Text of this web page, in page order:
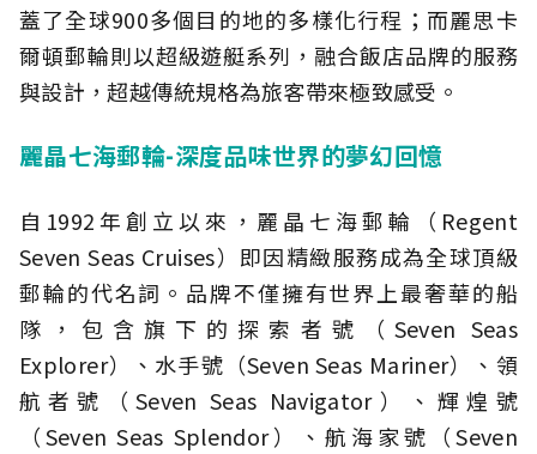
蓋了全球900多個目的地的多樣化行程；而麗思卡
爾頓郵輪則以超級遊艇系列，融合飯店品牌的服務
與設計，超越傳統規格為旅客帶來極致感受。
麗晶七海郵輪-深度品味世界的夢幻回憶
自1992年創立以來，麗晶七海郵輪（Regent
Seven Seas Cruises）即因精緻服務成為全球頂級
郵輪的代名詞。品牌不僅擁有世界上最奢華的船
隊，包含旗下的探索者號（Seven Seas
Explorer）、水手號（Seven Seas Mariner）、領
航者號（Seven Seas Navigator）、輝煌號
（Seven Seas Splendor）、航海家號（Seven